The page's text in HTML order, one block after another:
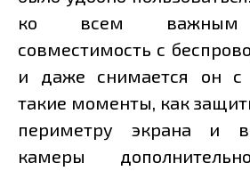
ко всем важным
совместимость с
и даже снимается он
такие моменты, как
периметру экрана и
камеры